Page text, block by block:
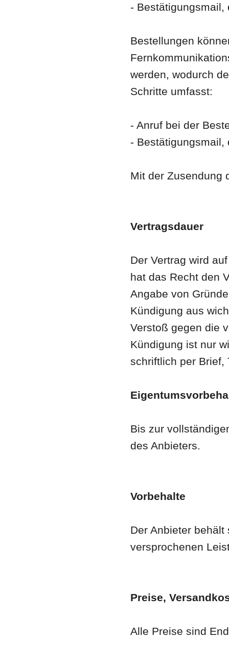
-
Bestellungen
werden, wodurch
Schritte umfasst:
- Anruf bei der
-
Mit der Zusendung
Vertragsdauer
Der Vertrag wird
hat das Recht den
Angabe von
Kündigung aus
Verstoß gegen die
Kündigung ist nur
schriftlich per Brief,
Bis zur
des Anbieters.
Vorbehalte
Der Anbieter
versprochenen
Preise,
Alle Preise sind